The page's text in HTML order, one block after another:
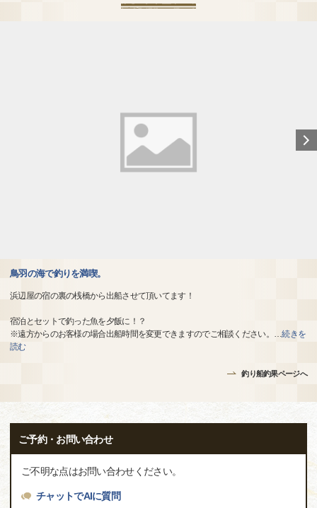
鳥羽の海で釣りを満喫。
浜辺屋の宿の裏の桟橋から出船させて頂いてます！
宿泊とセットで釣った魚を夕飯に！？
※遠方からのお客様の場合出船時間を変更できますのでご相談ください。
…続きを
読む
釣り船釣果ページへ
ご予約・お問い合わせ
ご不明な点はお問い合わせください。
チャットでAIに質問